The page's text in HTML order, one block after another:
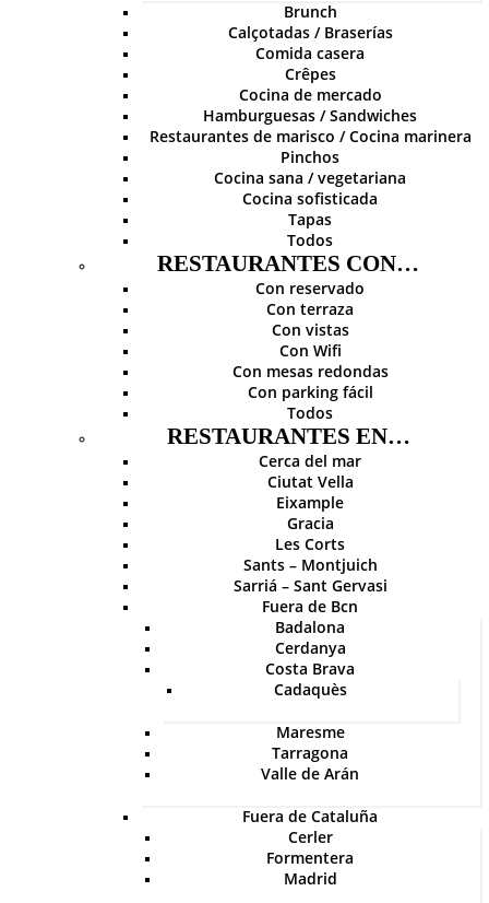
Brunch
Calçotadas / Braserías
Comida casera
Crêpes
Cocina de mercado
Hamburguesas / Sandwiches
Restaurantes de marisco / Cocina marinera
Pinchos
Cocina sana / vegetariana
Cocina sofisticada
Tapas
Todos
RESTAURANTES CON…
Con reservado
Con terraza
Con vistas
Con Wifi
Con mesas redondas
Con parking fácil
Todos
RESTAURANTES EN…
Cerca del mar
Ciutat Vella
Eixample
Gracia
Les Corts
Sants – Montjuich
Sarriá – Sant Gervasi
Fuera de Bcn
Badalona
Cerdanya
Costa Brava
Cadaquès
Maresme
Tarragona
Valle de Arán
Fuera de Cataluña
Cerler
Formentera
Madrid